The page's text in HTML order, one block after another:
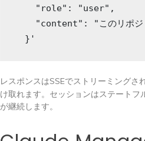
    "role": "user",
"content": "このリポジ
  }'
レスポンスはSSEでストリーミング
け取れます。セッションはステートフ
が継続します。